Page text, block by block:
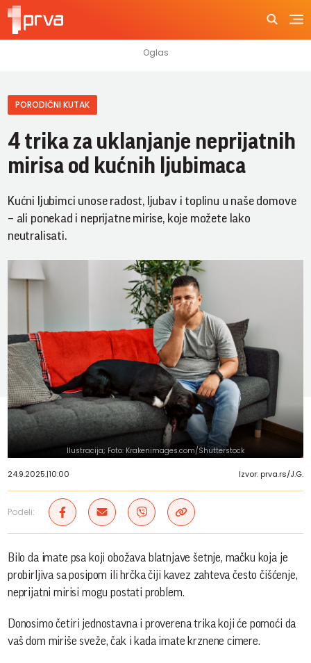
PORODIČNI KUTAK
4 trika za uklanjanje neprijatnih
mirisa od kućnih ljubimaca
Kućni ljubimci unose radost, ljubav i toplinu u naše domove
– ali ponekad i neprijatne mirise, koje možete lako
neutralisati.
Ilustracija; Foto: Krakenimages.com/Shutterstock
24.9.2025.|10:00 Izvor: prva.rs/J.G.
Podeli:
Bilo da imate psa koji obožava blatnjave šetnje, mačku koja je
probirljiva sa posipom ili hrčka čiji kavez zahteva često čišćenje,
neprijatni mirisi mogu postati problem.
Donosimo četiri jednostavna i proverena trika koji će pomoći da
vaš dom miriše sveže, čak i kada imate krznene cimere.